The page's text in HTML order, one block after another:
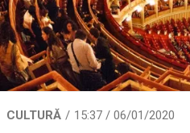
CULTURĂ 15:37 / 06/01/2020